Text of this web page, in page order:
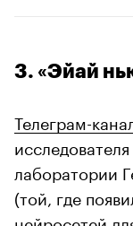
3. «Эйай
Телеграм-
лаборатории
(той, где